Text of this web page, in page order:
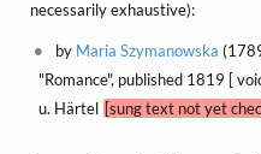
necessarily exhaustive):
by Maria Szymanowska
"Romance", published 1819 [
u. Härtel [sung text not yet